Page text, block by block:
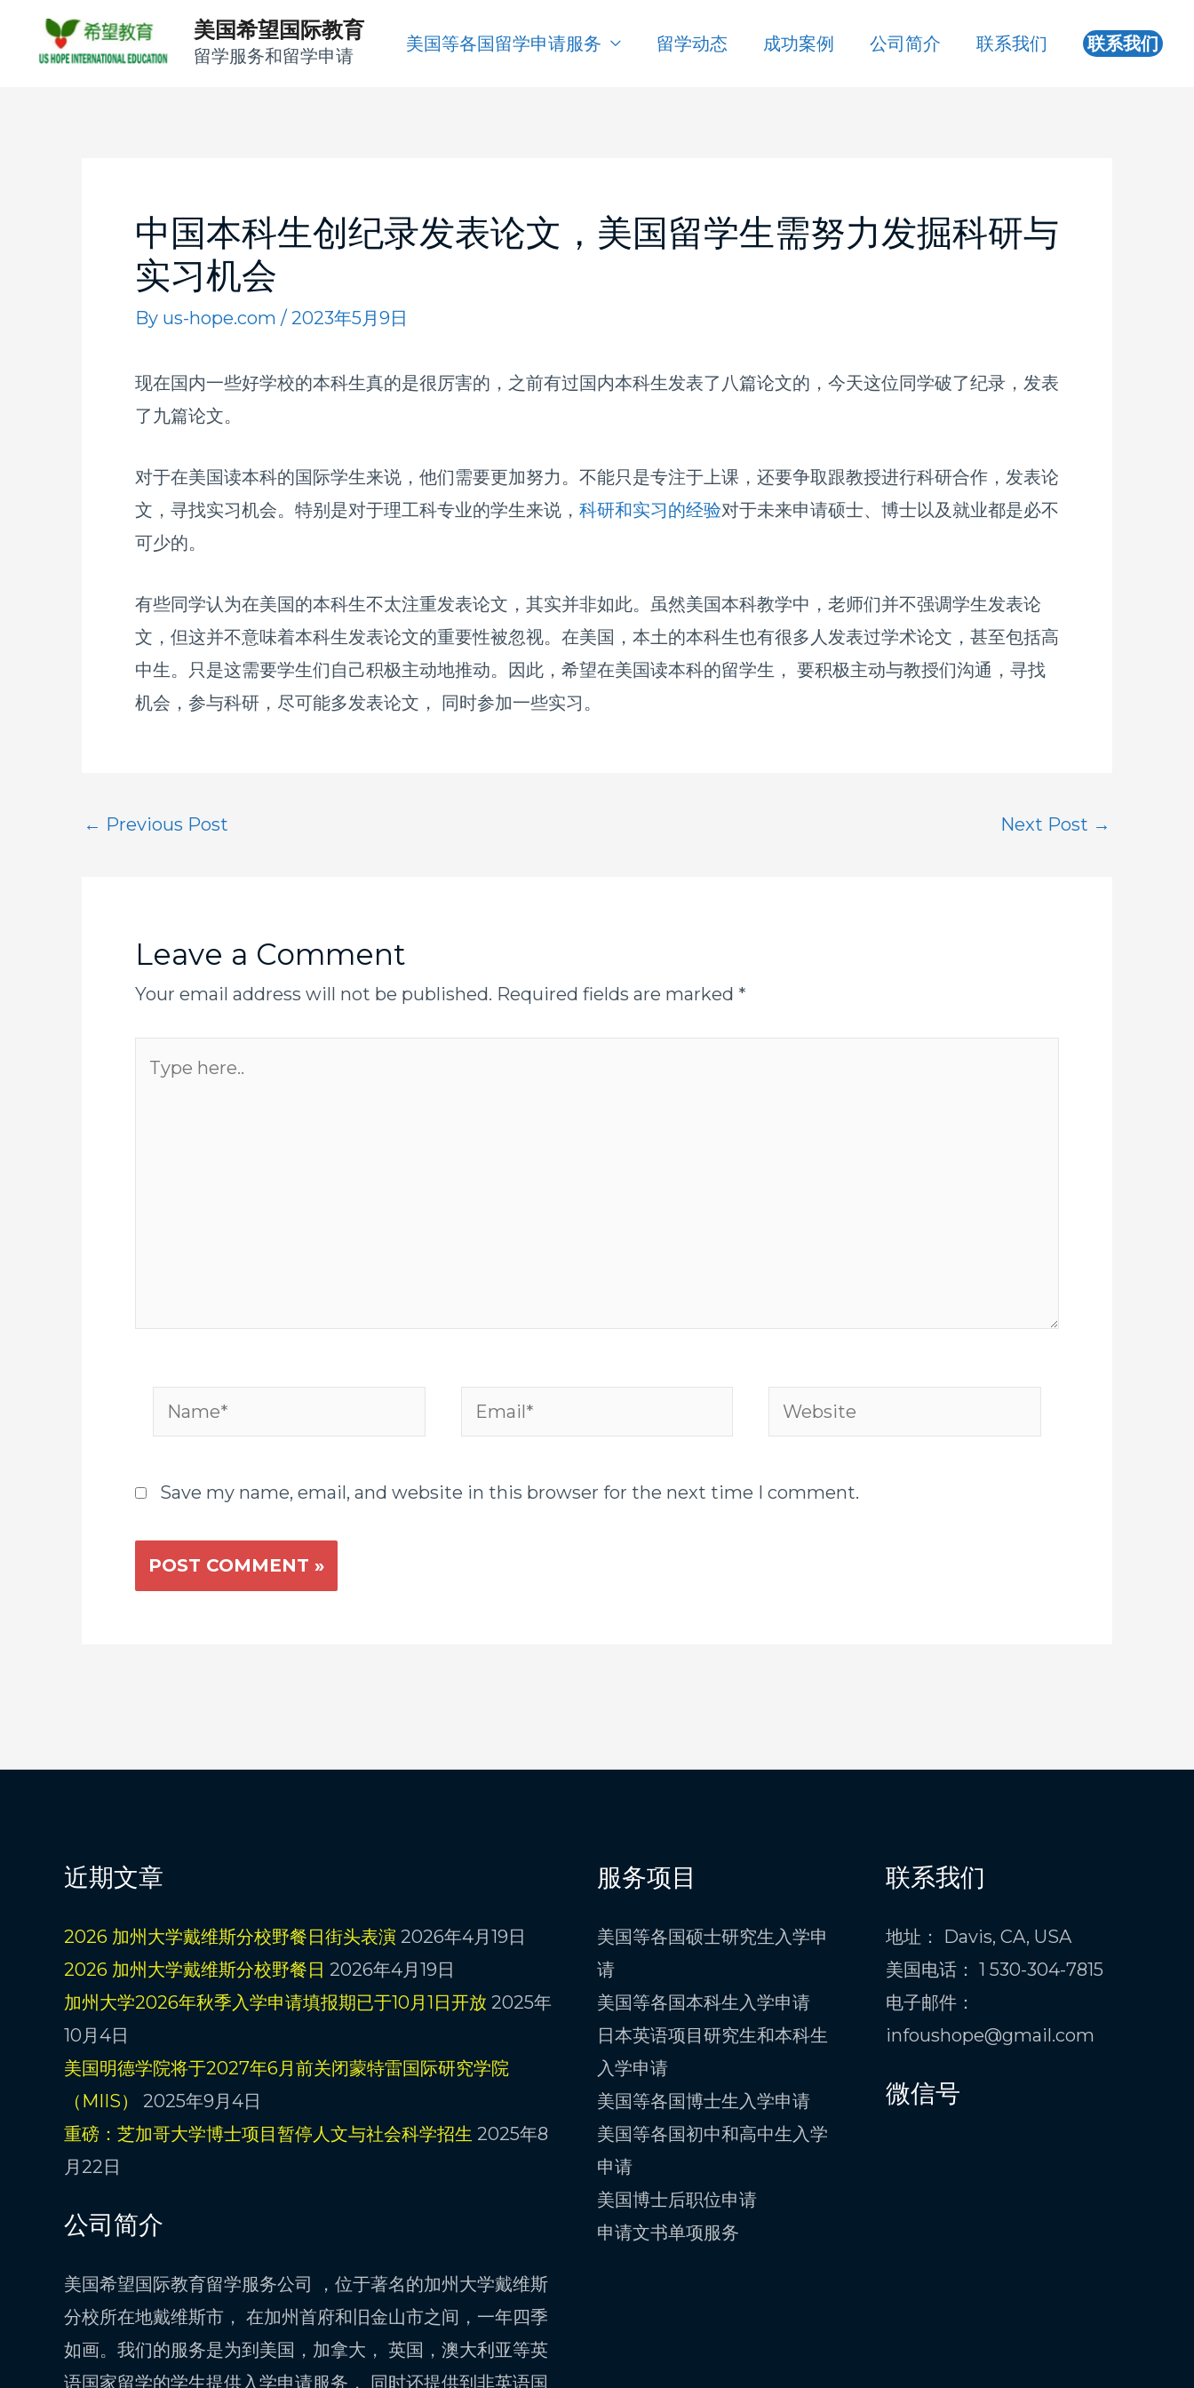
美国希望国际教育
留学服务和留学申请
美国等各国留学申请服务 留学动态 成功案例 公司简介 联系我们 联系我们
中国本科生创纪录发表论文，美国留学生需努力发掘科研与
实习机会
By us-hope.com / 2023年5月9日
现在国内一些好学校的本科生真的是很厉害的，之前有过国内本科生发表了八篇论文的，今天这位同学破了纪录，发表
了九篇论文。
对于在美国读本科的国际学生来说，他们需要更加努力。不能只是专注于上课，还要争取跟教授进行科研合作，发表论
文，寻找实习机会。特别是对于理工科专业的学生来说， 科研和实习的经验对于未来申请硕士、博士以及就业都是必不
可少的。
有些同学认为在美国的本科生不太注重发表论文，其实并非如此。虽然美国本科教学中，老师们并不强调学生发表论
文，但这并不意味着本科生发表论文的重要性被忽视。在美国，本土的本科生也有很多人发表过学术论文，甚至包括高
中生。只是这需要学生们自己积极主动地推动。因此，希望在美国读本科的留学生， 要积极主动与教授们沟通，寻找
机会，参与科研，尽可能多发表论文， 同时参加一些实习。
← Previous Post Next Post →
Leave a Comment
Your email address will not be published. Required fields are marked *
Name* Email* Website
Save my name, email, and website in this browser for the next time I comment.
近期文章
2026 加州大学戴维斯分校野餐日街头表演 2026年4月19日
2026 加州大学戴维斯分校野餐日 2026年4月19日
加州大学2026年秋季入学申请填报期已于10月1日开放 2025年
10月4日
美国明德学院将于2027年6月前关闭蒙特雷国际研究学院
（MIIS）
2025年9月4日
重磅：芝加哥大学博士项目暂停人文与社会科学招生 2025年8
月22日
公司简介
美国希望国际教育留学服务公司 ，位于著名的加州大学戴维斯
分校所在地戴维斯市， 在加州首府和旧金山市之间，一年四季
如画。我们的服务是为到美国，加拿大， 英国，澳大利亚等英
语国家留学的学生提供入学申请服务， 同时还提供到非英语国
服务项目
美国等各国硕士研究生入学申
请
美国等各国本科生入学申请
日本英语项目研究生和本科生
入学申请
美国等各国博士生入学申请
美国等各国初中和高中生入学
申请
美国博士后职位申请
申请文书单项服务
联系我们
地址： Davis, CA, USA
美国电话： 1 530-304-7815
电子邮件：
infoushope@gmail.com
微信号